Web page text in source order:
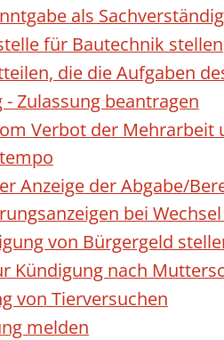
als
für Bautechnik stellen
die die Aufgaben
Zulassung beantragen
Verbot der
Anzeige der Abgabe/
bei
von Bürgergeld
Kündigung nach
von Tierversuchen
melden